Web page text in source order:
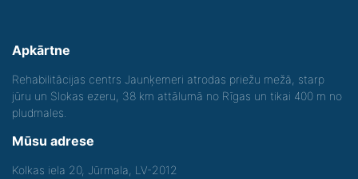
Apkārtne
Rehabilitācijas centrs Jaunķemeri atrodas priežu mežā, starp
jūru un Slokas ezeru, 38 km attālumā no Rīgas un tikai 400 m no
pludmales.
Mūsu adrese
Kolkas iela 20, Jūrmala, LV-2012